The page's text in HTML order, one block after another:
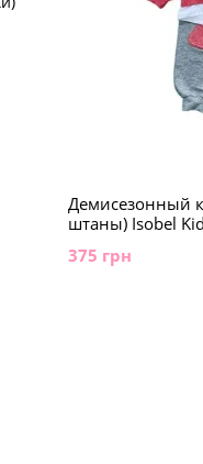
Демисезонный
штаны) Isobel
375 грн